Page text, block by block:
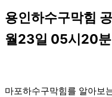
용인하수구막힘
월23일 05시20분
마포하수구막힘를 알아보